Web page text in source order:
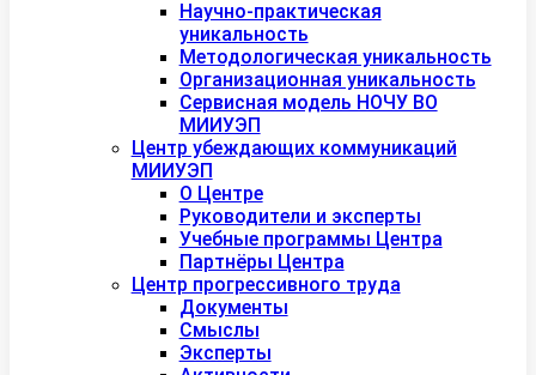
Научно-практическая
уникальность
Методологическая уникальность
Организационная уникальность
Сервисная модель НОЧУ ВО
МИИУЭП
Центр убеждающих коммуникаций
МИИУЭП
О Центре
Руководители и эксперты
Учебные программы Центра
Партнёры Центра
Центр прогрессивного труда
Документы
Смыслы
Эксперты